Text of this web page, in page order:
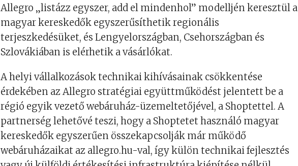
Allegro „listázz egyszer, add el mindenhol” modelljén keresztül a
magyar kereskedők egyszerűsíthetik regionális
terjeszkedésüket, és Lengyelországban, Csehországban és
Szlovákiában is elérhetik a vásárlókat.
A helyi vállalkozások technikai kihívásainak csökkentése
érdekében az Allegro stratégiai együttműködést jelentett be a
régió egyik vezető webáruház-üzemeltetőjével, a Shoptettel. A
partnerség lehetővé teszi, hogy a Shoptetet használó magyar
kereskedők egyszerűen összekapcsolják már működő
webáruházaikat az allegro.hu-val, így külön technikai fejlesztés